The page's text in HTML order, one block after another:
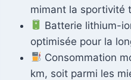
mimant la sportivité
Batterie lithium-
optimisée pour la
Consommation
km, soit parmi les